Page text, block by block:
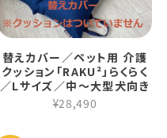
替えカバー／ペット用 介護
クッション「RAKU²」らくらく
／Lサイズ／中～大型犬向き
¥28,490